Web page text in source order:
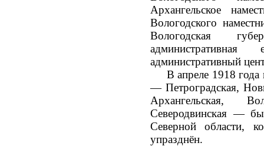
Архангельское
Вологодского
Вологодская
административный
В апреле 1918 года
— Петроградская,
Архангельская,
Северодвинская —
Северной области,
упразднён.